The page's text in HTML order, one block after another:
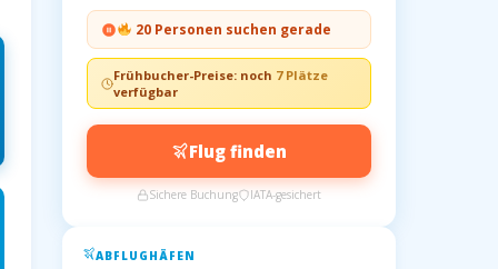
20 Personen suchen gerade
Frühbucher-Preise: noch 7 Plätze
verfügbar
Flug finden
Sichere Buchung IATA-gesichert
ABFLUGHÄFEN